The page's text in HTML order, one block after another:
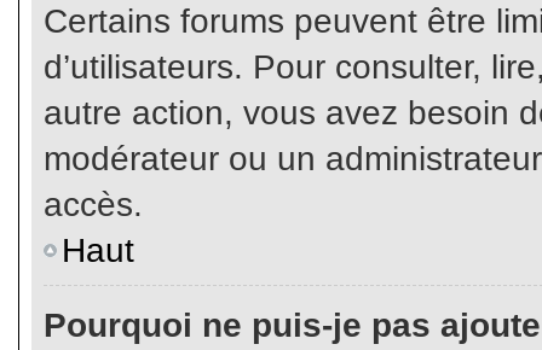
Certains forums peuvent être
d’utilisateurs. Pour consulter,
autre action, vous avez besoin
modérateur ou un
accès.
Haut
Pourquoi ne puis-je pas